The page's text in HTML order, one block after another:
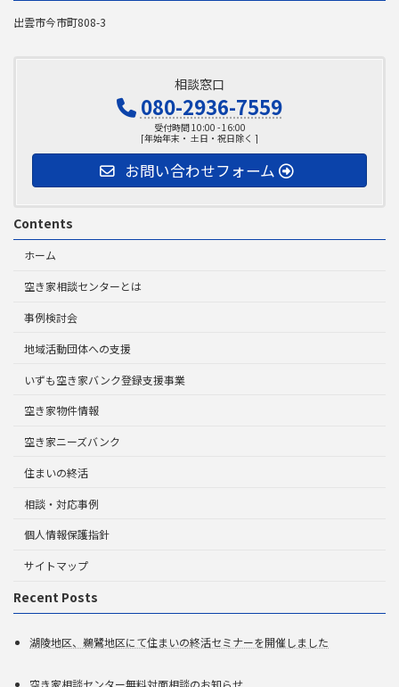
出雲市今市町808-3
相談窓口
080-2936-7559
受付時間 10:00 - 16:00
[年始年末・ 土日・祝日除く ]
お問い合わせフォーム
Contents
ホーム
空き家相談センターとは
事例検討会
地域活動団体への支援
いずも空き家バンク登録支援事業
空き家物件情報
空き家ニーズバンク
住まいの終活
相談・対応事例
個人情報保護指針
サイトマップ
Recent Posts
湖陵地区、鵜鷺地区にて住まいの終活セミナーを開催しました
空き家相談センター無料対面相談のお知らせ